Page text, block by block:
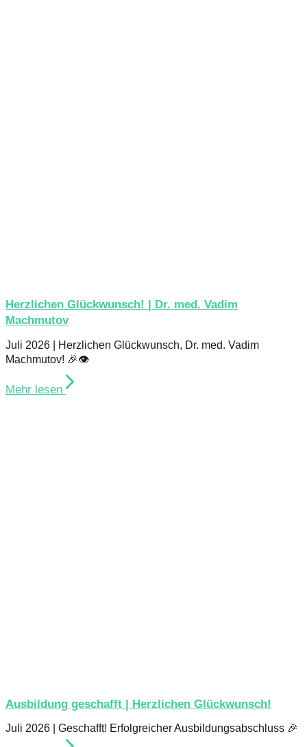
Herzlichen Glückwunsch! | Dr. med. Vadim
Machmutov
Juli 2026 | Herzlichen Glückwunsch, Dr. med. Vadim
Machmutov! 🎉👁️
Mehr lesen
Ausbildung geschafft | Herzlichen Glückwunsch!
Juli 2026 | Geschafft! Erfolgreicher Ausbildungsabschluss 🎉